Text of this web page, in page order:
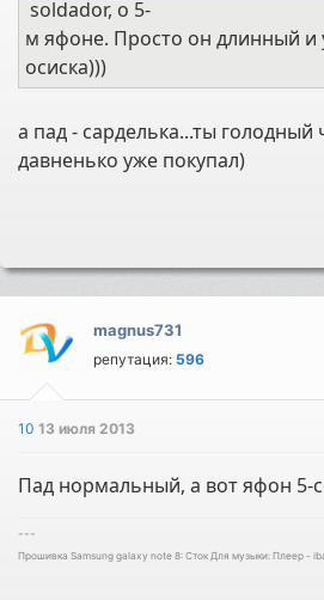
soldador, о 5-
м яфоне. Просто он длинный и
осиска)))
а пад - сарделька...ты голодный
давненько уже покупал)
magnus731
репутация: 596
1013 июля 2013
Пад нормальный, а вот яфон 5-
---
Прошивка Samsung galaxy note 8: Cток Для музыки: Плеер -